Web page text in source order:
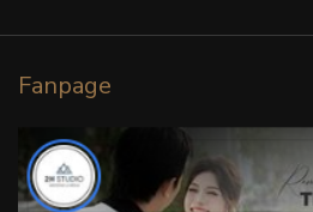
Fanpage